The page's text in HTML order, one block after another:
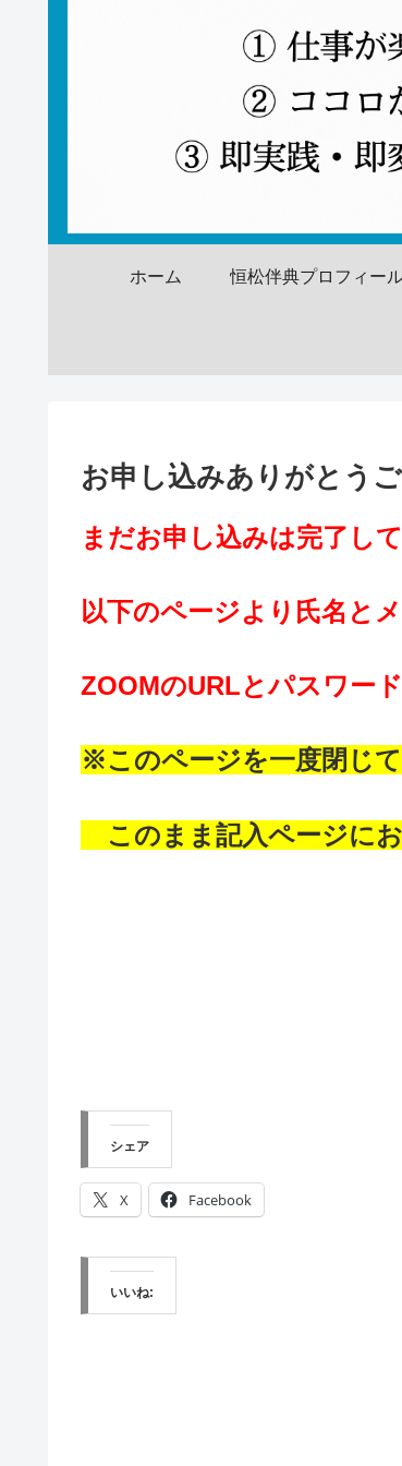
ホーム 恒松伴典プロフィー
お申し込みありがとうご
まだお申し込みは完了し
以下のページより氏名と
ZOOMのURLとパスワー
※このページを一度閉じ
このまま記入ページにお
シェア
X Facebook
いいね: